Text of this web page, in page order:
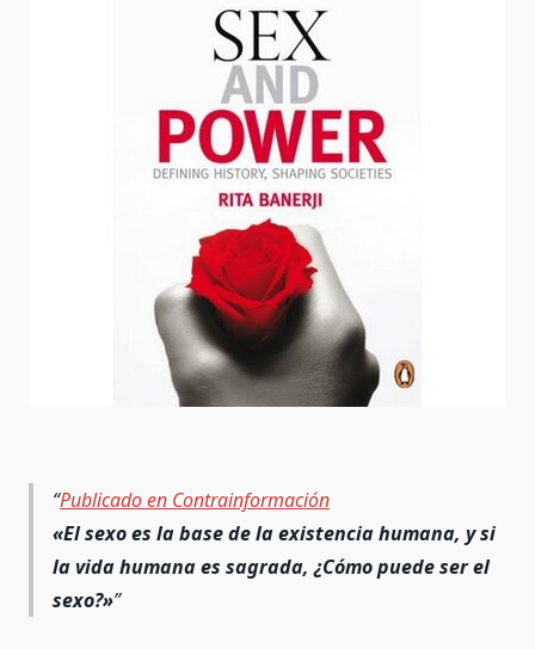
Publicado en Contrainformación
«El sexo es la base de la existencia humana, y si
la vida humana es sagrada, ¿Cómo puede ser el
sexo?»